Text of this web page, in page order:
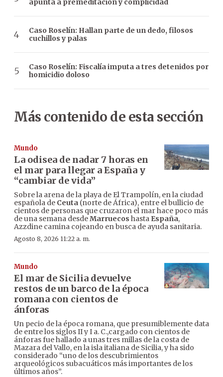
apunta a premeditación y complicidad
Caso Roselín: Hallan parte de un dedo, filosos
cuchillos y palas
Caso Roselín: Fiscalía imputa a tres detenidos por
homicidio doloso
Más contenido de esta sección
Mundo
La odisea de nadar 7 horas en
el mar para llegar a España y
“cambiar de vida”
Sobre la arena de la playa de El Trampolín, en la ciudad
española de Ceuta (norte de África), entre el bullicio de
cientos de personas que cruzaron el mar hace poco más
de una semana desdeMarruecos hasta España,
Azzdine camina cojeando en busca de ayuda sanitaria.
Agosto 8, 2026 11:22 a. m.
Mundo
El mar de Sicilia devuelve
restos de un barco de la época
romana con cientos de
ánforas
Un pecio de la época romana, que presumiblemente data
de entre los siglos II y I a. C.,cargado con cientos de
ánforas fue hallado a unas tres millas de la costa de
Mazara del Vallo, en la isla italiana de Sicilia, y ha sido
considerado “uno de los descubrimientos
arqueológicos subacuáticos más importantes de los
últimos años”.